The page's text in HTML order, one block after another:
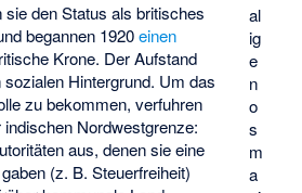
al
ig
e
n
o
s
m
a
den Status als britisches
begannen 1920einen
Krone. Der Aufstand
Hintergrund. Um das
zu bekommen, verfuhren
Nordwestgrenze:
aus, denen sie eine
(z. B. Steuerfreiheit)